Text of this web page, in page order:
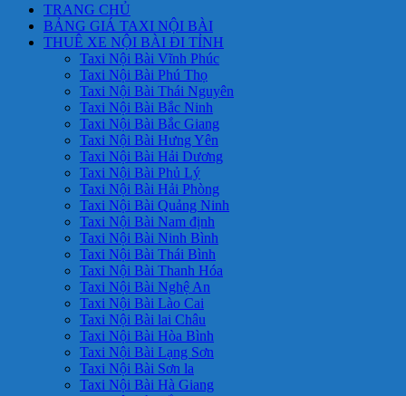
TRANG CHỦ
BẢNG GIÁ TAXI NỘI BÀI
THUÊ XE NỘI BÀI ĐI TỈNH
Taxi Nội Bài Vĩnh Phúc
Taxi Nội Bài Phú Thọ
Taxi Nội Bài Thái Nguyên
Taxi Nội Bài Bắc Ninh
Taxi Nội Bài Bắc Giang
Taxi Nội Bài Hưng Yên
Taxi Nội Bài Hải Dương
Taxi Nội Bài Phủ Lý
Taxi Nội Bài Hải Phòng
Taxi Nội Bài Quảng Ninh
Taxi Nội Bài Nam định
Taxi Nội Bài Ninh Bình
Taxi Nội Bài Thái Bình
Taxi Nội Bài Thanh Hóa
Taxi Nội Bài Nghệ An
Taxi Nội Bài Lào Cai
Taxi Nội Bài lai Châu
Taxi Nội Bài Hòa Bình
Taxi Nội Bài Lạng Sơn
Taxi Nội Bài Sơn la
Taxi Nội Bài Hà Giang